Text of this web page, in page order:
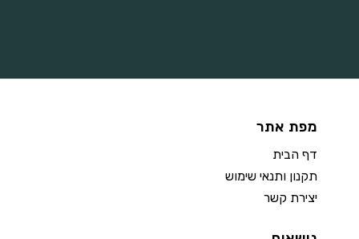
מפת אתר
דף הבית
תקנון ותנאי שימוש
יצירת קשר